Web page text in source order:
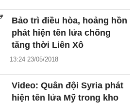
Bảo trì điều hòa, hoảng hồn
phát hiện tên lửa chống
tăng thời Liên Xô
13:24 23/05/2018
Video: Quân đội Syria phát
hiện tên lửa Mỹ trong kho